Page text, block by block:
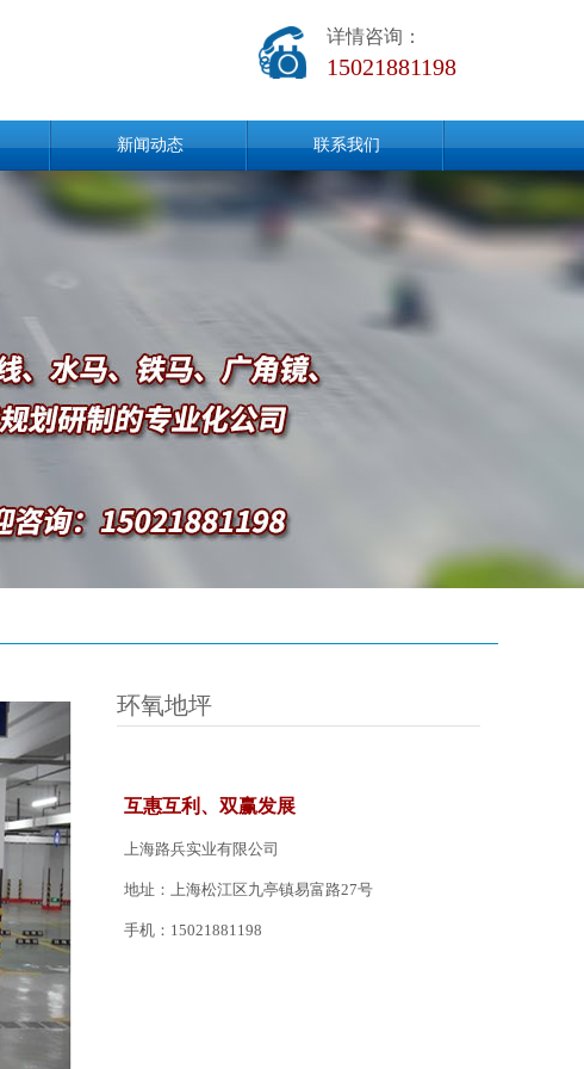
详情咨询：
15021881198
新闻动态 联系我们
环氧地坪
互惠互利、双赢发展
上海路兵实业有限公司
地址：上海松江区九亭镇易富路27号
手机：15021881198